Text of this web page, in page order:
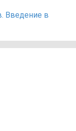
Введение в